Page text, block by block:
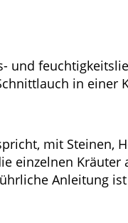
und
in einer
mit Steinen,
einzelnen Kräuter
Anleitung